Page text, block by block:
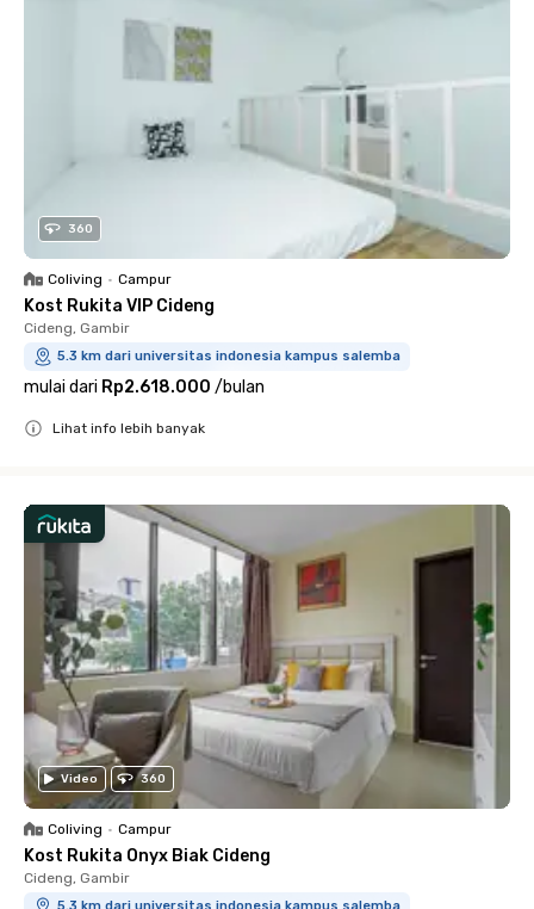
360
Coliving • Campur
Kost Rukita VIP Cideng
Cideng, Gambir
5.3 km dari universitas indonesia kampus salemba
mulai dari Rp2.618.000 /bulan
Lihat info lebih banyak
Video 360
Coliving • Campur
Kost Rukita Onyx Biak Cideng
Cideng, Gambir